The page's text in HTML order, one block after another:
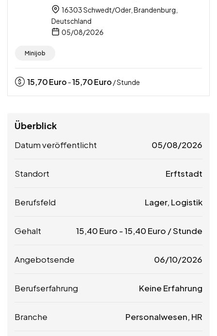
16303 Schwedt/Oder, Brandenburg,
Deutschland
05/08/2026
Minijob
15,70Euro -15,70Euro / Stunde
Überblick
Datum veröffentlicht 05/08/2026
Standort Erftstadt
Berufsfeld Lager, Logistik
Gehalt 15,40 Euro -15,40 Euro / Stunde
Angebotsende 06/10/2026
Berufserfahrung Keine Erfahrung
Branche Personalwesen, HR